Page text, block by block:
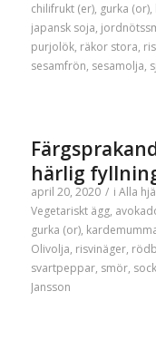
chilifrukt (er), gurka (or),
japansk soja,
purjolök, räkor stora,
sesamfrön, sesamolja,
härlig
april 20, 2020 / i Alla
Vegetariskt ägg,
gurka (or),
Olivolja, risvinäger,
svartpeppar, smör,
Jansson